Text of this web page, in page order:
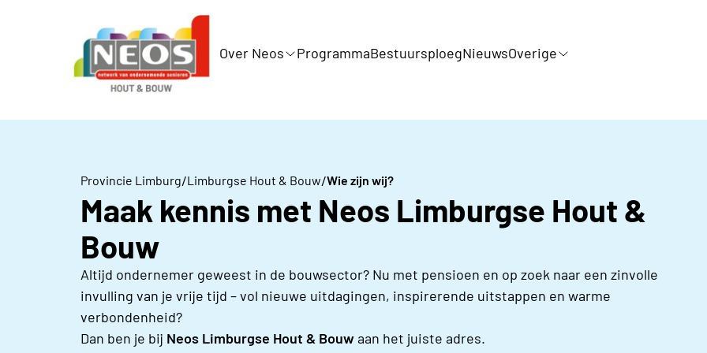
Over Neos ProgrammaBestuursploegNieuwsOverige
Provincie Limburg/Limburgse Hout & Bouw/Wie zijn wij?
Maak kennis met Neos Limburgse Hout &
Bouw
Altijd ondernemer geweest in de bouwsector? Nu met pensioen en op zoek naar een zinvolle
invulling van je vrije tijd – vol nieuwe uitdagingen, inspirerende uitstappen en warme
verbondenheid?
Dan ben je bij Neos Limburgse Hout & Bouwaan het juiste adres.